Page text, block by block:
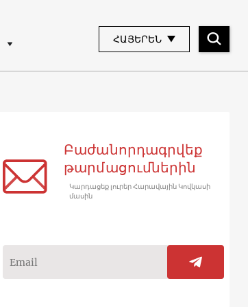
ՀԱՅԵՐԵՆ
Բաժանորդագրվեք
թարմացումներին
Կարդացեք լուրեր Հարավային Կովկասի
մասին